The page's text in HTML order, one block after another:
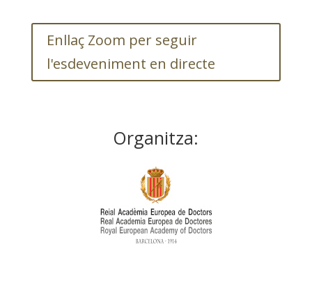
Enllaç Zoom per seguir
l'esdeveniment en directe
Organitza: